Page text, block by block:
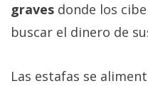
graves donde los
buscar el dinero de
Las estafas se